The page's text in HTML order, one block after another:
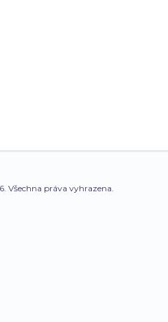
Všechna práva vyhrazena.